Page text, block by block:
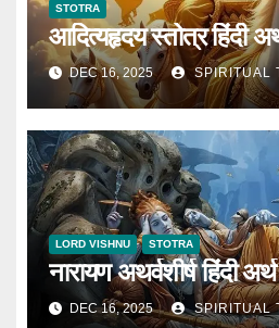
STOTRA
आदित्यहृदय स्तोत्र हिंदी
DEC 16, 2025 SPIRITUAL
LORD VISHNU STOTRA
नारायण अथर्वशीर्ष हिंदी
DEC 16, 2025 SPIRITUAL